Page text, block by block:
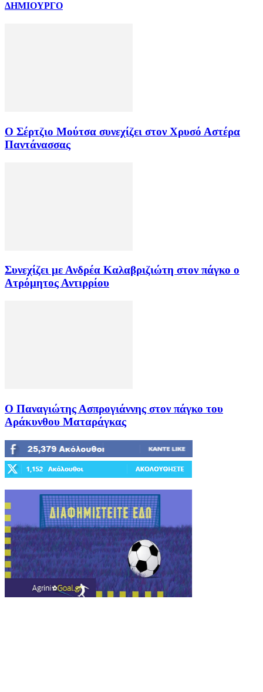
ΔΗΜΙΟΥΡΓΟ
Ο Σέρτζιο Μούτσα συνεχίζει στον Χρυσό Αστέρα
Παντάνασσας
Συνεχίζει με Ανδρέα Καλαβριζιώτη στον πάγκο ο
Ατρόμητος Αντιρρίου
Ο Παναγιώτης Ασπρογιάννης στον πάγκο του
Αράκυνθου Ματαράγκας